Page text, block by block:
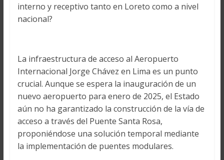
interno y receptivo tanto en Loreto como a nivel
nacional?
La infraestructura de acceso al Aeropuerto
Internacional Jorge Chávez en Lima es un punto
crucial. Aunque se espera la inauguración de un
nuevo aeropuerto para enero de 2025, el Estado
aún no ha garantizado la construcción de la vía de
acceso a través del Puente Santa Rosa,
proponiéndose una solución temporal mediante
la implementación de puentes modulares.